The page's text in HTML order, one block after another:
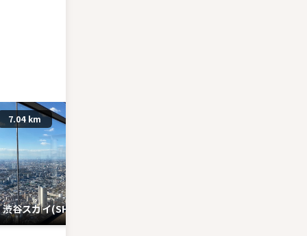
7.04 km
渋谷スカイ(SHIBUYA SKY)